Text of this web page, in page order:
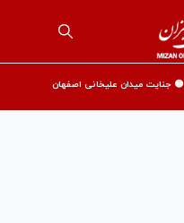
🟡 جنایت میدان علیخانی اصفهان